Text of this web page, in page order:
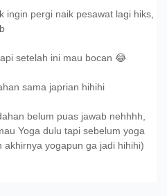
ingin pergi naik pesawat lagi hiks,
setelah ini mau bocan 😂
sama japrian hihihi
belum puas jawab nehhhh,
Yoga dulu tapi sebelum yoga
akhirnya yogapun ga jadi hihihi)